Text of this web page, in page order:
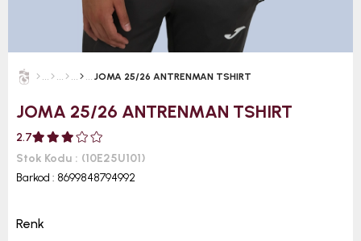
JOMA 25/26 ANTRENMAN TSHIRT
JOMA 25/26 ANTRENMAN TSHIRT
2.7
Stok Kodu
(10E25U101)
Barkod : 8699848794992
Renk